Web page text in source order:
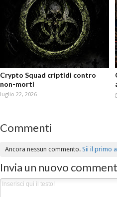
Crypto Squad criptidi contro
non-morti
luglio 22, 2026
Commenti
Ancora nessun commento.Sii il primo
Invia un nuovo